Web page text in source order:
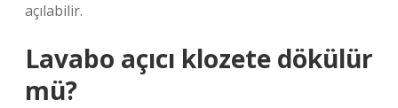
açılabilir.
Lavabo açıcı klozete dökülür
mü?